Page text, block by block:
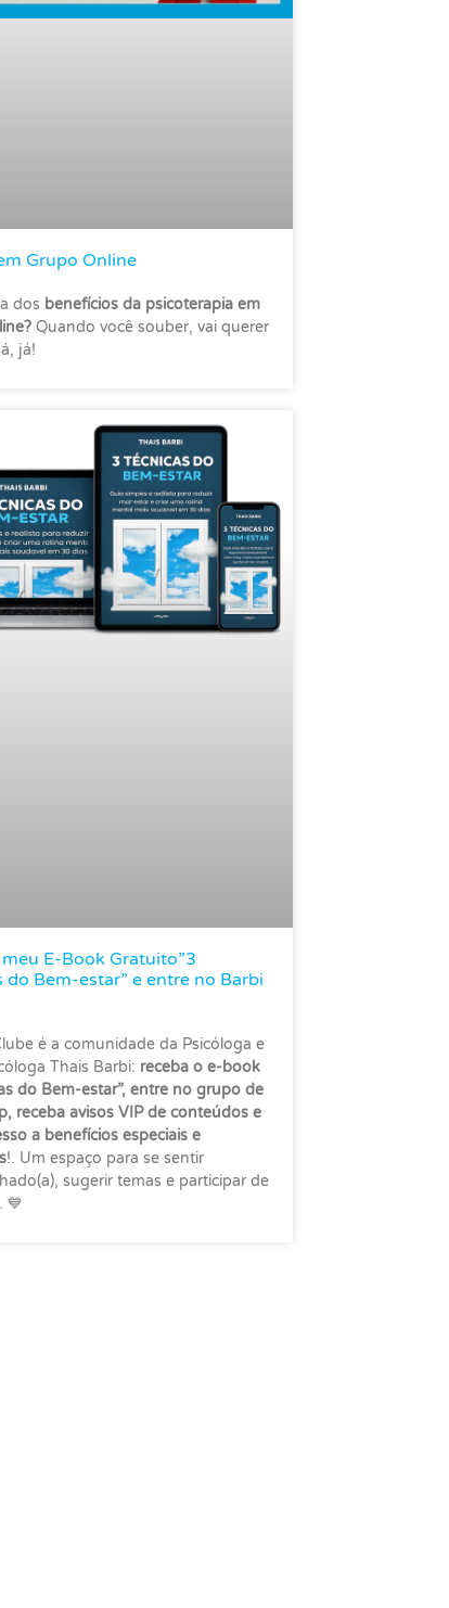
Grupo Online
dos benefícios da psicoterapia em
Quando você souber, vai querer
já!
E-Book Gratuito”3
do Bem-estar” e entre no Barbi
é a comunidade da Psicóloga e
Thais Barbi: receba o e-book
do Bem-estar”, entre no grupo de
receba avisos VIP de conteúdos e
a benefícios especiais e
!. Um espaço para se sentir
sugerir temas e participar de
💙